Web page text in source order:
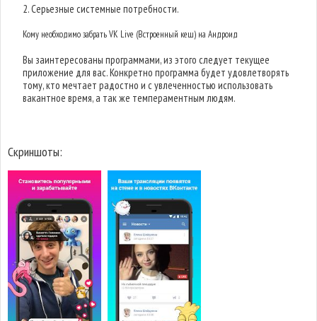
2. Серьезные системные потребности.
Кому необходимо забрать VK Live (Встроенный кеш) на Андроид
Вы заинтересованы программами, из этого следует текущее
приложение для вас. Конкретно программа будет удовлетворять
тому, кто мечтает радостно и с увлеченностью использовать
вакантное время, а так же темпераментным людям.
Скриншоты: